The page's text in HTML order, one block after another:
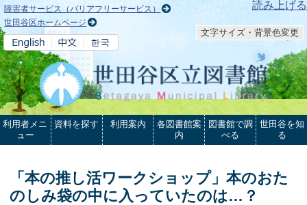
本文へ 読み上げる
障害者サービス（バリアフリーサービス）
世田谷区ホームページ
文字サイズ・背景色変更
利用者メニ
ュー
資料を探す 利用案内
各図書館案
内
図書館で調
べる
世田谷を知
る
「本の推し活ワークショップ」本のおた
のしみ袋の中に入っていたのは…？